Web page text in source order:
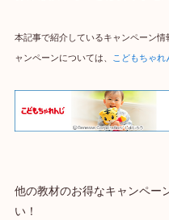
本記事で紹介しているキャンペーン
ャンペーンについては、 こどもちゃれ
他の教材のお得なキャンペー
い！